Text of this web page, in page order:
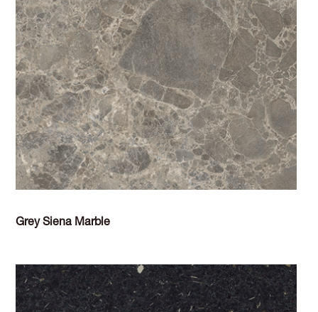
Grey Siena Marble